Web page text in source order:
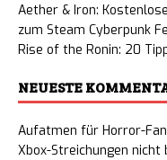
Aether & Iron:
zum Steam Cyberpunk
Rise of the Ronin: 20
NEUESTE
Aufatmen für Horror-
Xbox-Streichungen nicht